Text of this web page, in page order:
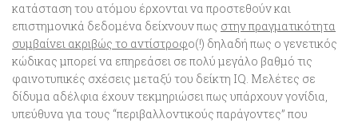
κατάσταση του ατόμου έρχονται να προστεθούν και
επιστημονικά δεδομένα δείχνουν πως στην πραγματικότητα
συμβαίνει ακριβώς το αντίστροφο(!) δηλαδή πως ο γενετικός
κώδικας μπορεί να επηρεάσει σε πολύ μεγάλο βαθμό τις
φαινοτυπικές σχέσεις μεταξύ του δείκτη IQ. Μελέτες σε
δίδυμα αδέλφια έχουν τεκμηριώσει πως υπάρχουν γονίδια,
υπεύθυνα για τους “περιβαλλοντικούς παράγοντες” που